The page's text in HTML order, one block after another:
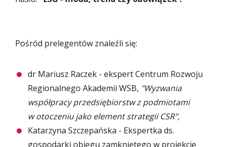
Pośród prelegentów znaleźli się:
dr Mariusz Raczek - ekspert Centrum Rozwoju
Regionalnego Akademii WSB, "Wyzwania
współpracy przedsiębiorstw z podmiotami
w otoczeniu jako element strategii CSR",
Katarzyna Szczepańska - Ekspertka ds.
gospodarki obiegu zamkniętego w projekcie